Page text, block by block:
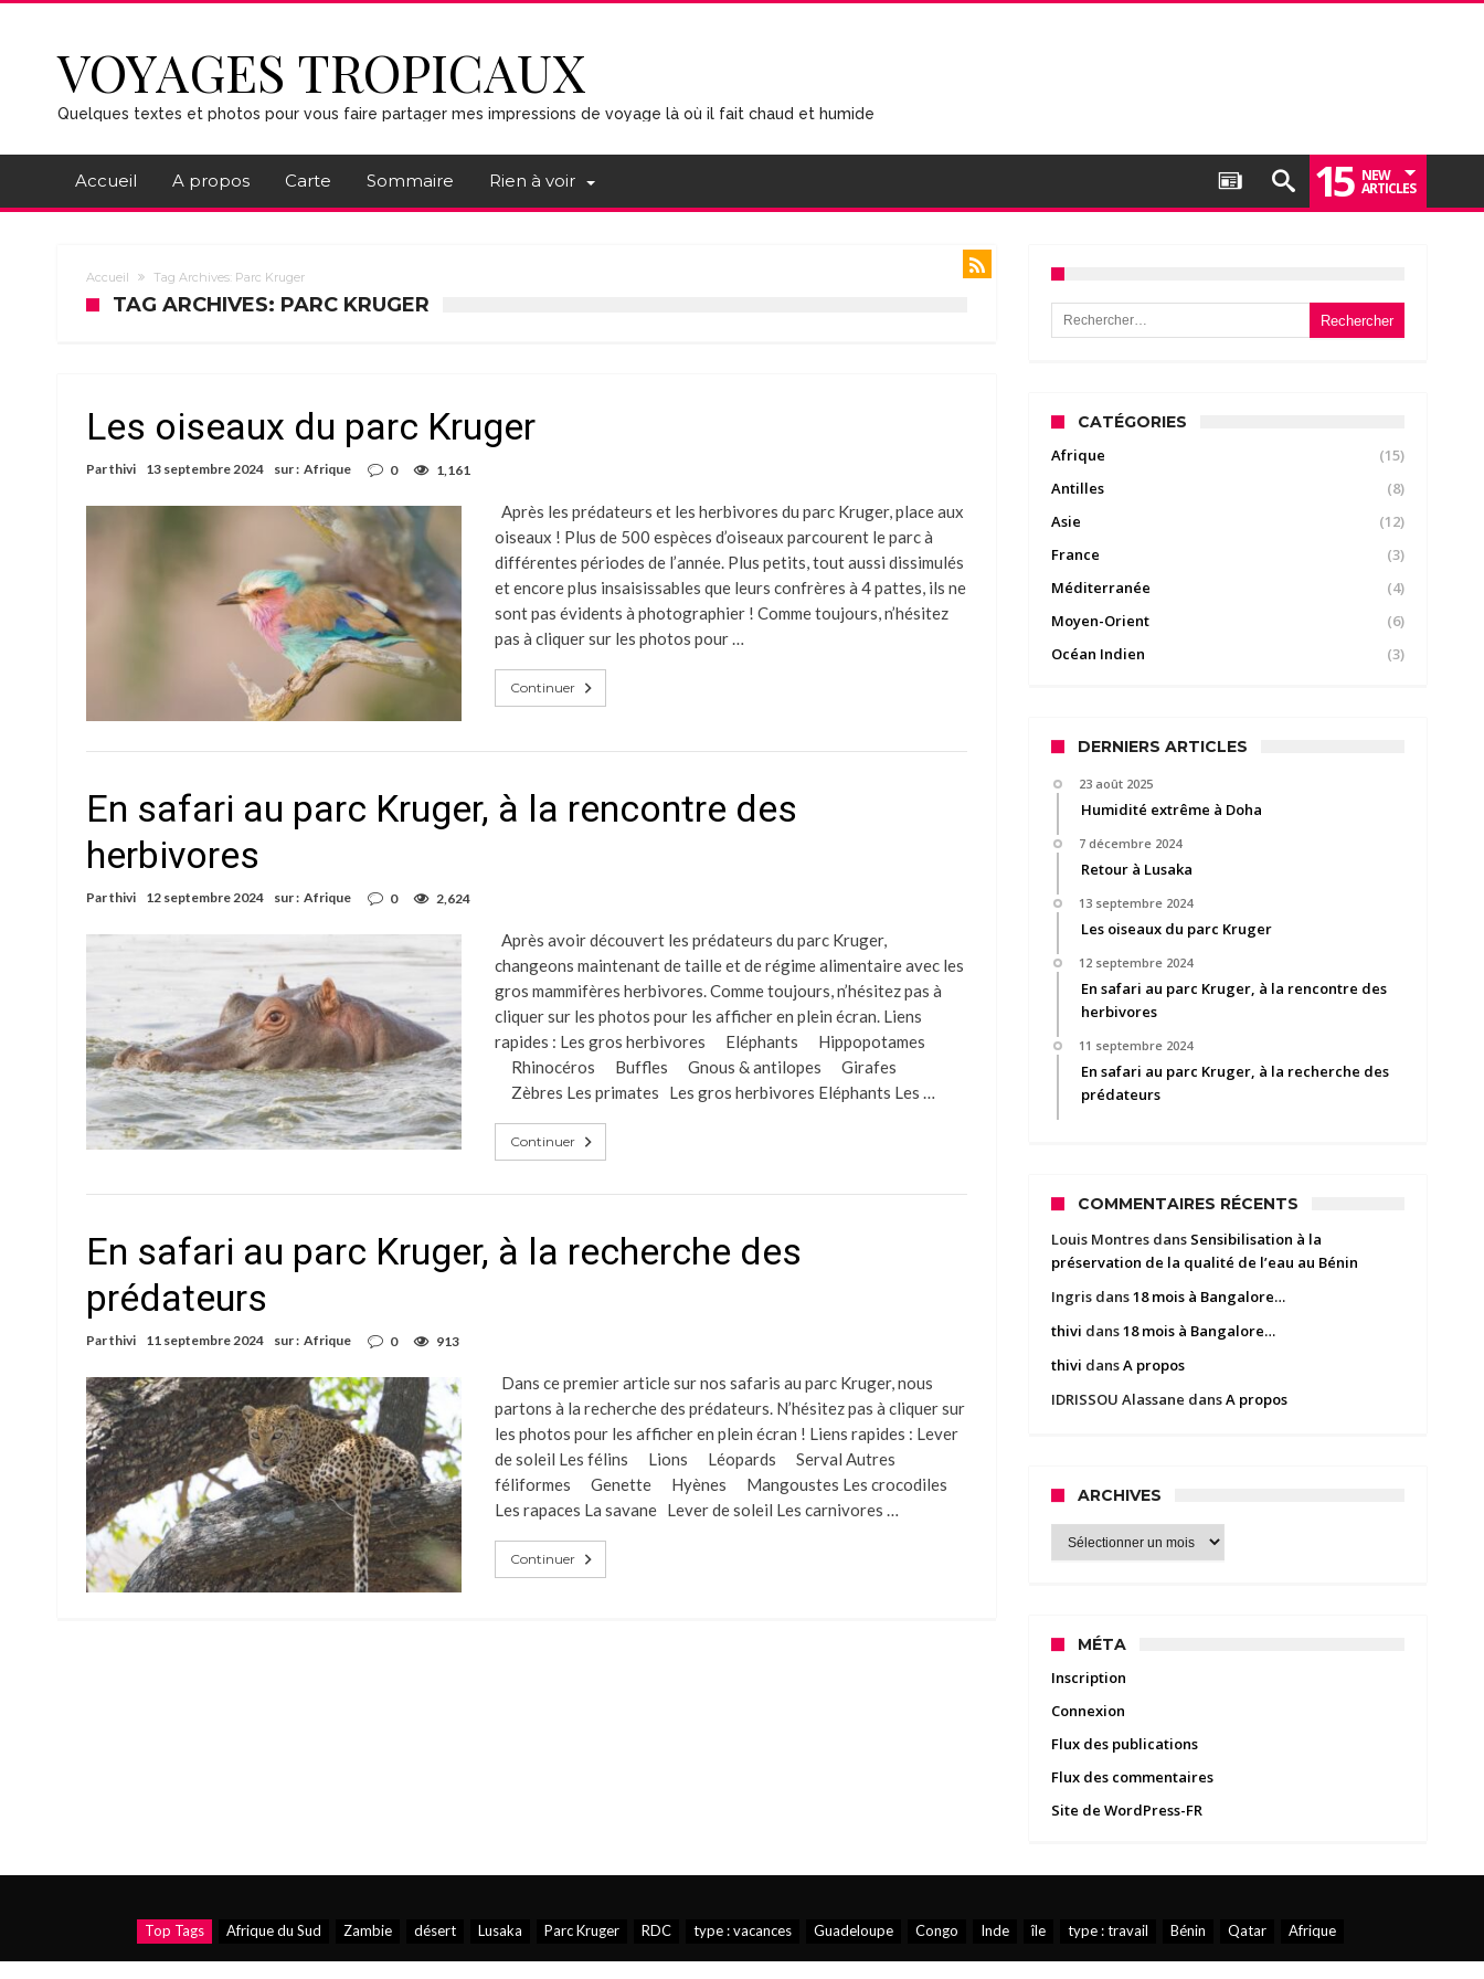
VOYAGES TROPICAUX
Quelques textes et photos pour vous faire partager mes impressions de voyage là où il fait chaud et humide
Accueil A propos Carte Sommaire Rien à voir 15 NEW
ARTICLES
Accueil Tag Archives: Parc Kruger
TAG ARCHIVES: PARC KRUGER
Les oiseaux du parc Kruger
Parthivi 13 septembre 2024 sur : Afrique 0 1,161
Après les prédateurs et les herbivores du parc Kruger, place aux
oiseaux ! Plus de 500 espèces d’oiseaux parcourent le parc à
différentes périodes de l’année. Plus petits, tout aussi dissimulés
et encore plus insaisissables que leurs confrères à 4 pattes, ils ne
sont pas évidents à photographier ! Comme toujours, n’hésitez
pas à cliquer sur les photos pour …
Continuer
En safari au parc Kruger, à la rencontre des
herbivores
Parthivi 12 septembre 2024 sur : Afrique 0 2,624
Après avoir découvert les prédateurs du parc Kruger,
changeons maintenant de taille et de régime alimentaire avec les
gros mammifères herbivores. Comme toujours, n’hésitez pas à
cliquer sur les photos pour les afficher en plein écran. Liens
rapides : Les gros herbivores Eléphants Hippopotames
Rhinocéros Buffles Gnous & antilopes Girafes
Zèbres Les primates Les gros herbivores Eléphants Les …
Continuer
En safari au parc Kruger, à la recherche des
prédateurs
Parthivi 11 septembre 2024 sur : Afrique 0 913
Dans ce premier article sur nos safaris au parc Kruger, nous
partons à la recherche des prédateurs. N’hésitez pas à cliquer sur
les photos pour les afficher en plein écran ! Liens rapides : Lever
de soleil Les félins Lions Léopards Serval Autres
féliformes Genette Hyènes Mangoustes Les crocodiles
Les rapaces La savane Lever de soleil Les carnivores …
Continuer
Rechercher :
CATÉGORIES
Afrique
(15)
Antilles
(8)
Asie
(12)
France
(3)
Méditerranée
(4)
Moyen-Orient
(6)
Océan Indien
(3)
DERNIERS ARTICLES
23 août 2025
Humidité extrême à Doha
7 décembre 2024
Retour à Lusaka
13 septembre 2024
Les oiseaux du parc Kruger
12 septembre 2024
En safari au parc Kruger, à la rencontre des
herbivores
11 septembre 2024
En safari au parc Kruger, à la recherche des
prédateurs
COMMENTAIRES RÉCENTS
Louis Montres dans Sensibilisation à la
préservation de la qualité de l’eau au Bénin
Ingris dans18 mois à Bangalore…
thivi dans18 mois à Bangalore…
thivi dansA propos
IDRISSOU Alassane dansA propos
ARCHIVES
Archives
MÉTA
Inscription
Connexion
Flux des publications
Flux des commentaires
Site de WordPress-FR
Top Tags Afrique du Sud Zambie désert Lusaka Parc Kruger RDC type : vacances Guadeloupe Congo Inde île type : travail Bénin Qatar Afrique